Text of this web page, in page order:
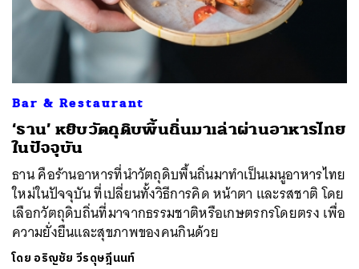
Bar & Restaurant
‘ธาน’ หยิบวัตถุดิบพื้นถิ่นมาเล่าผ่านอาหารไทย
ในปัจจุบัน
ธาน คือร้านอาหารที่นำวัตถุดิบพื้นถิ่นมาทำเป็นเมนูอาหารไทย
ใหม่ในปัจจุบัน ที่เปลี่ยนทั้งวิธีการคิด หน้าตา และรสชาติ โดย
เลือกวัตถุดิบถิ่นที่มาจากธรรมชาติหรือเกษตรกรโดยตรง เพื่อ
ความยั่งยืนและสุขภาพของคนกินด้วย
โดย อริญชัย วีรดุษฎีนนท์